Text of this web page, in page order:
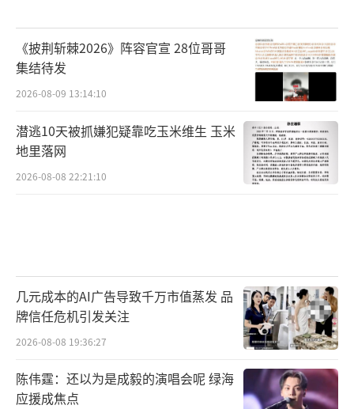
《披荆斩棘2026》阵容官宣 28位哥哥
集结待发
2026-08-09 13:14:10
潜逃10天被抓嫌犯疑靠吃玉米维生 玉米
地里落网
2026-08-08 22:21:10
几元成本的AI广告导致千万市值蒸发 品
牌信任危机引发关注
2026-08-08 19:36:27
陈伟霆：还以为是成毅的演唱会呢 绿海
应援成焦点